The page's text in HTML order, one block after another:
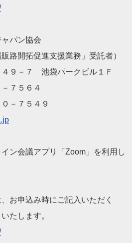
パン協会
路開拓促進支援業務」受託者）
９－７ 池袋パークビル１Ｆ
７５６４
－７５４９
ン会議アプリ「Zoom」を利用し
お申込み時にご記入いただく
たします。